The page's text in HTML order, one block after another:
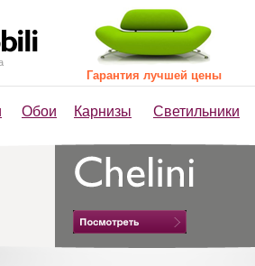
Обои Карнизы Светильники
Гарантия лучшей цены